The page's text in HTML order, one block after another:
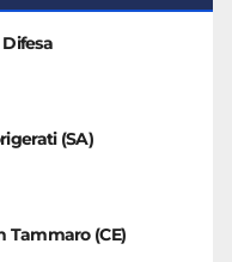
(SA)
Tammaro (CE)